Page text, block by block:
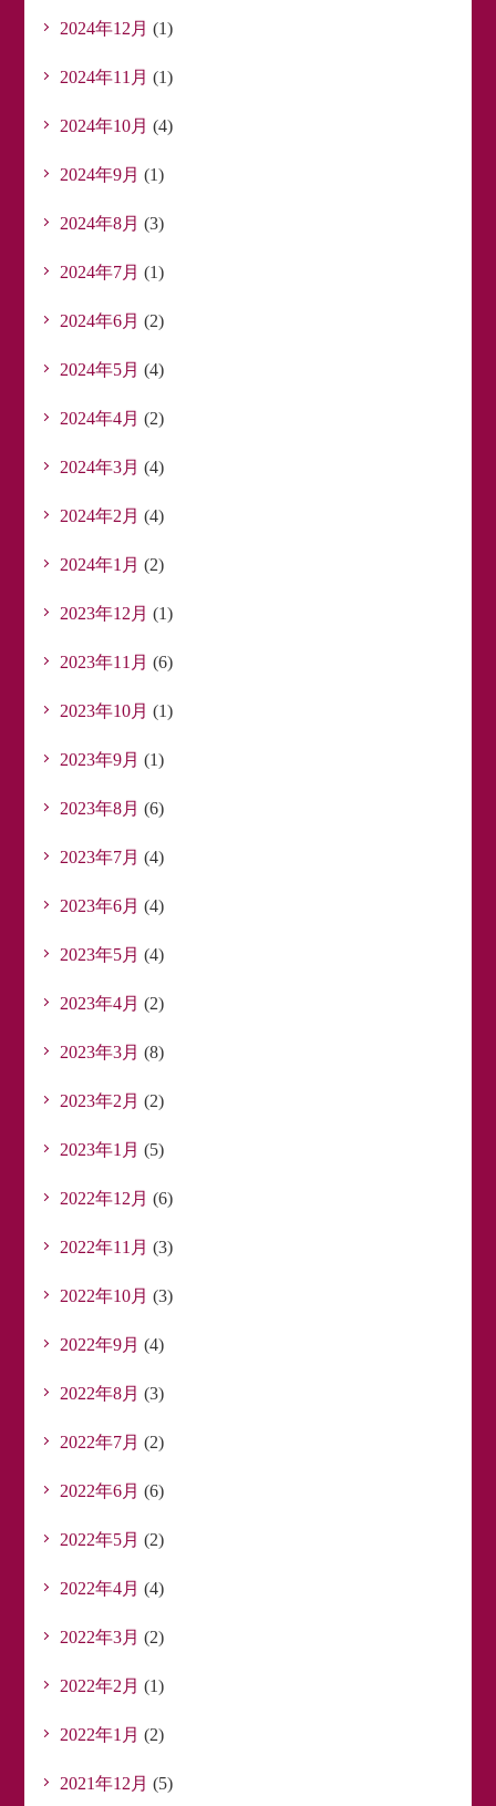
2024年12月 (1)
2024年11月 (1)
2024年10月 (4)
2024年9月 (1)
2024年8月 (3)
2024年7月 (1)
2024年6月 (2)
2024年5月 (4)
2024年4月 (2)
2024年3月 (4)
2024年2月 (4)
2024年1月 (2)
2023年12月 (1)
2023年11月 (6)
2023年10月 (1)
2023年9月 (1)
2023年8月 (6)
2023年7月 (4)
2023年6月 (4)
2023年5月 (4)
2023年4月 (2)
2023年3月 (8)
2023年2月 (2)
2023年1月 (5)
2022年12月 (6)
2022年11月 (3)
2022年10月 (3)
2022年9月 (4)
2022年8月 (3)
2022年7月 (2)
2022年6月 (6)
2022年5月 (2)
2022年4月 (4)
2022年3月 (2)
2022年2月 (1)
2022年1月 (2)
2021年12月 (5)